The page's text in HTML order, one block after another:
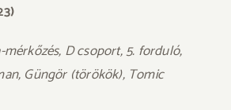
D csoport, 5. forduló,
Güngör (törökök), Tomic